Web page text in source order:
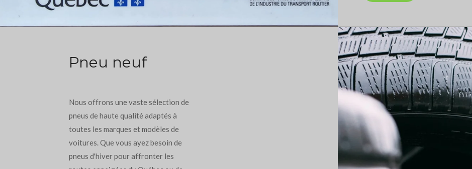
Pneu neuf
Nous offrons une vaste sélection de
pneus de haute qualité adaptés à
toutes les marques et modèles de
voitures. Que vous ayez besoin de
pneus d'hiver pour affronter les